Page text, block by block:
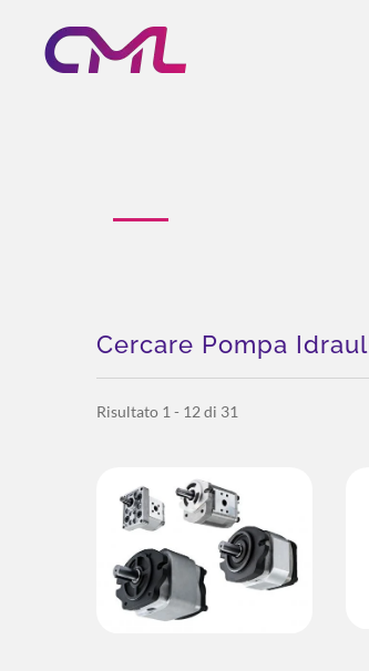
Cercare Pompa
Risultato 1 - 12 di 31